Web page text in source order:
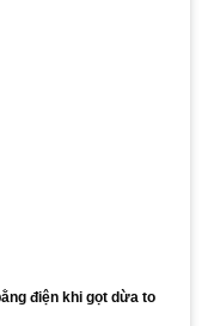
điện khi gọt dừa to